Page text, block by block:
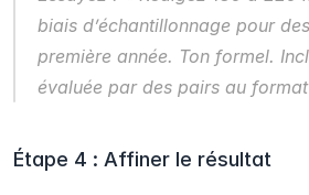
biais d’échantillonnage pour
première année. Ton formel.
évaluée par des pairs au
Étape 4 : Affiner le résultat